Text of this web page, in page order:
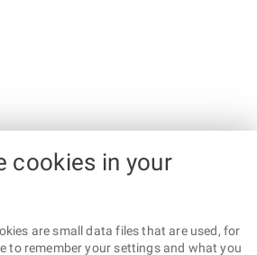
cookies in your
are small data files that are used, for
to remember your settings and what you